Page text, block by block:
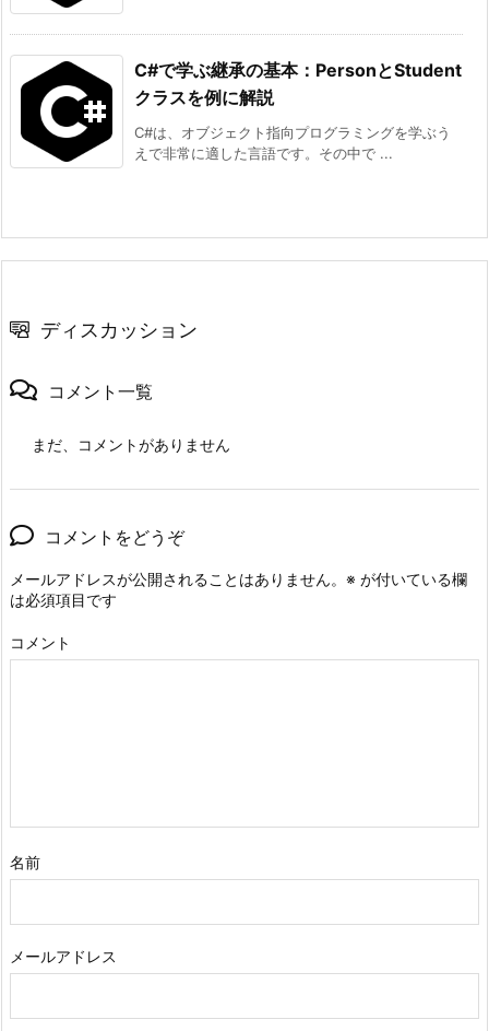
C#で学ぶ継承の基本：PersonとStudent
クラスを例に解説
C#は、オブジェクト指向プログラミングを学ぶう
えで非常に適した言語です。その中で ...
ディスカッション
コメント一覧
まだ、コメントがありません
コメントをどうぞ
メールアドレスが公開されることはありません。 ※ が付いている欄
は必須項目です
コメント
名前
メールアドレス